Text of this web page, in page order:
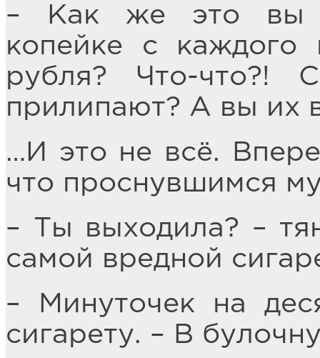
– Как же это вы
копейке с каждого
рубля? Что-что?!
прилипают? А вы их
…И это не всё.
что проснувшимся
– Ты выходила? –
самой вредной
– Минуточек на
сигарету. – В